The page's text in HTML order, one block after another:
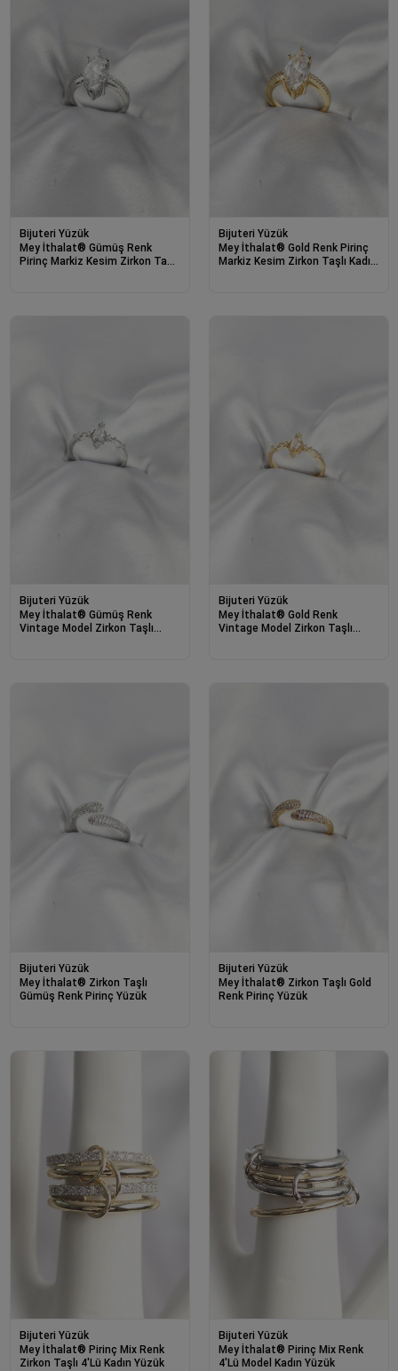
Bijuteri Yüzük
Mey İthalat® Gümüş Renk
Pirinç Markiz Kesim Zirkon Taşlı
Bijuteri Yüzük
Mey İthalat® Gold Renk Pirinç
Markiz Kesim Zirkon Taşlı Kadın
Bijuteri Yüzük
Mey İthalat® Gümüş Renk
Vintage Model Zirkon Taşlı
Bijuteri Yüzük
Mey İthalat® Gold Renk
Vintage Model Zirkon Taşlı
Bijuteri Yüzük
Mey İthalat® Zirkon Taşlı
Gümüş Renk Pirinç Yüzük
Bijuteri Yüzük
Mey İthalat® Zirkon Taşlı Gold
Renk Pirinç Yüzük
Bijuteri Yüzük
Mey İthalat® Pirinç Mix Renk
Zirkon Taşlı 4'Lü Kadın Yüzük
Bijuteri Yüzük
Mey İthalat® Pirinç Mix Renk
4'Lü Model Kadın Yüzük